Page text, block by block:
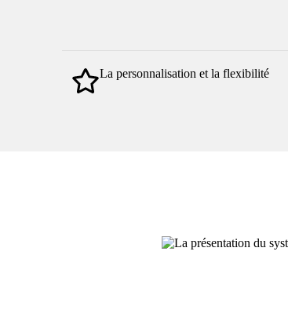
La personnalisation et la flexibilité